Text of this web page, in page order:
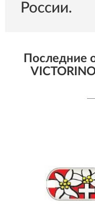
России.
Последние